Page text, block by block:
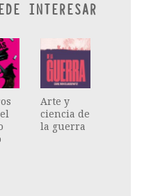
INTERESAR
Arte y
ciencia de
la guerra